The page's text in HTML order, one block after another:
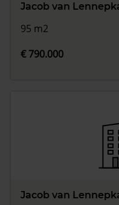
Jacob van
95 m2
€ 790.000
Jacob van